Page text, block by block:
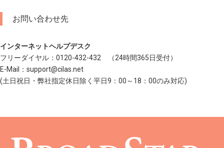
お問い合わせ先
インターネットヘルプデスク
フリーダイヤル：0120-432-432 （24時間365日受付）
E-Mail：support@cilas.net
(土日祝日・弊社指定休日除く平日9：00～18：00のみ対応)